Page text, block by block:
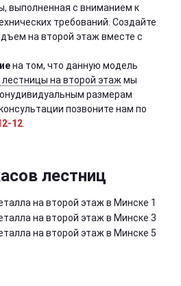
выполненная с вниманием к
требований. Создайте
на второй этаж вместе с
на том, что данную модель
лестницы на второй этажмы
размерам
позвоните нам по
12.
лестниц